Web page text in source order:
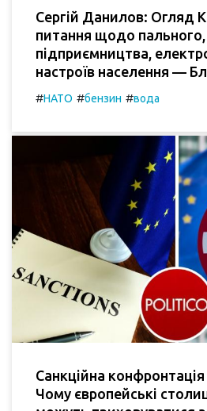
Сергій Данилов: Огляд
питання щодо пального,
підприємництва,
настроїв населення —
#НАТО #бензин #вода
Санкційна
Чому європейські